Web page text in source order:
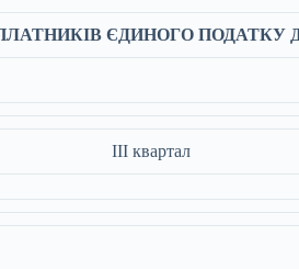
ЄДИНОГО ПОДАТКУ
ІII квартал